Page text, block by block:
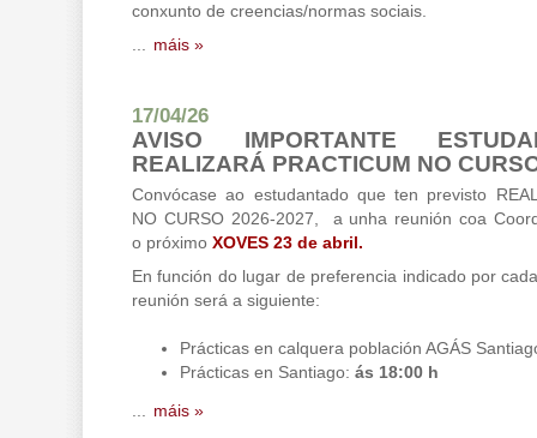
conxunto de creencias/normas sociais.
máis »
17/04/26
AVISO IMPORTANTE
REALIZARÁ PRACTICUM NO
Convócase ao estudantado que ten previsto
NO CURSO 2026-2027, a unha reunión coa
o próximo XOVES 23 de abril.
En función do lugar de preferencia indicado por
reunión será a siguiente:
Prácticas en calquera población AGÁS
Prácticas en Santiago: ás 18:00 h
máis »